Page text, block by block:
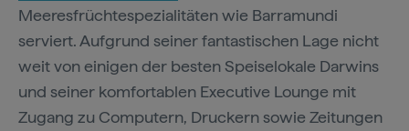
Meeresfrüchtespezialitäten wie Barramundi
serviert. Aufgrund seiner fantastischen Lage nicht
weit von einigen der besten Speiselokale Darwins
und seiner komfortablen Executive Lounge mit
Zugang zu Computern, Druckern sowie Zeitungen